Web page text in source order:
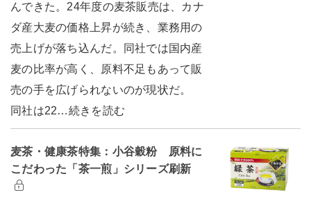
んできた。24年度の麦茶販売は、カナ
ダ産大麦の価格上昇が続き、業務用の
売上げが落ち込んだ。同社では国内産
麦の比率が高く、原料不足もあって販
売の手を広げられないのが現状だ。
同社は22…続きを読む
麦茶・健康茶特集：小谷穀粉 原料に
こだわった「茶一煎」シリーズ刷新